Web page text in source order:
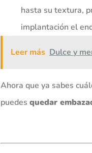
hasta su textura,
implantación el
Leer más Dulce y
Ahora que ya sabes
puedes quedar